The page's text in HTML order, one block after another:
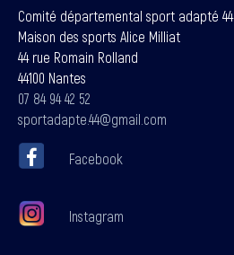
Comité départemental sport adapté 44
Maison des sports Alice Milliat
44 rue Romain Rolland
44100 Nantes
07 84 94 42 52
sportadapte.44@gmail.com
Facebook
Instagram